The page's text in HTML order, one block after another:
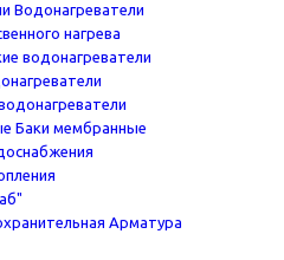
Водонагреватели
нагрева
водонагреватели
Баки мембранные
Арматура